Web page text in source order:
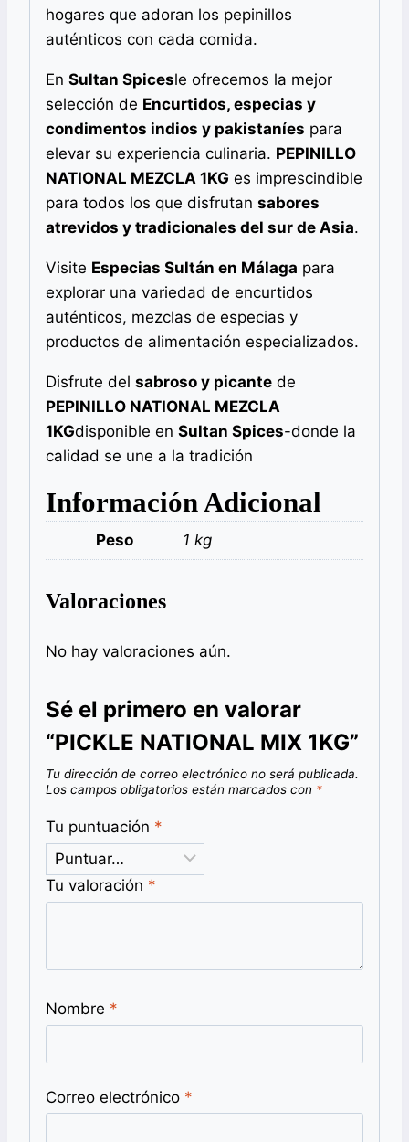
hogares que adoran los pepinillos
auténticos con cada comida.
En Sultan Spicesle ofrecemos la mejor
selección de Encurtidos, especias y
condimentos indios y pakistaníes para
elevar su experiencia culinaria. PEPINILLO
NATIONAL MEZCLA 1KG es imprescindible
para todos los que disfrutan sabores
atrevidos y tradicionales del sur de Asia.
Visite Especias Sultán en Málaga para
explorar una variedad de encurtidos
auténticos, mezclas de especias y
productos de alimentación especializados.
Disfrute del sabroso y picante de
PEPINILLO NATIONAL MEZCLA
1KGdisponible en Sultan Spices-donde la
calidad se une a la tradición
Información Adicional
Peso 1 kg
Valoraciones
No hay valoraciones aún.
Sé el primero en valorar
“PICKLE NATIONAL MIX 1KG”
Tu dirección de correo electrónico no será publicada.
Los campos obligatorios están marcados con *
Tu puntuación *
Tu valoración *
Nombre *
Correo electrónico *